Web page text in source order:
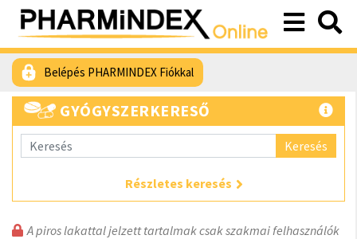
Belépés PHARMINDEX Fiókkal
GYÓGYSZERKERESŐ
Keresés
Részletes keresés
A piros lakattal jelzett tartalmak csak szakmai felhasználók